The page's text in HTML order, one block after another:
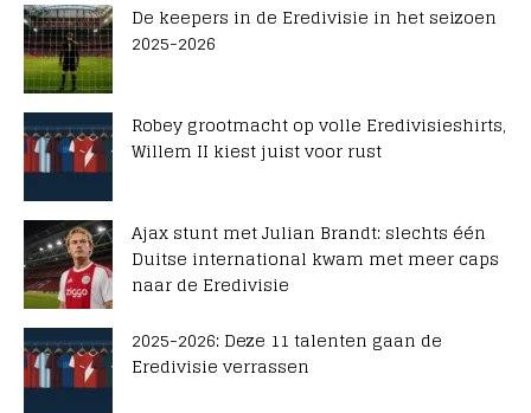
De keepers in de Eredivisie in het seizoen
2025-2026
Robey grootmacht op volle Eredivisieshirts,
Willem II kiest juist voor rust
Ajax stunt met Julian Brandt: slechts één
Duitse international kwam met meer caps
naar de Eredivisie
2025-2026: Deze 11 talenten gaan de
Eredivisie verrassen